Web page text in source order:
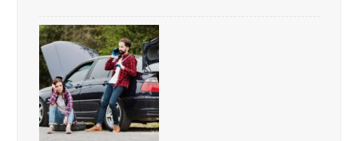
R
T
A
R
I
C
I